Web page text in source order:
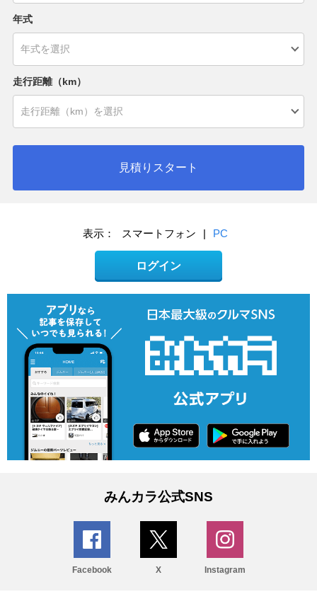
年式
走行距離（km）
見積りスタート
表示： スマートフォン | PC
ログイン
みんカラ公式SNS
Facebook X Instagram